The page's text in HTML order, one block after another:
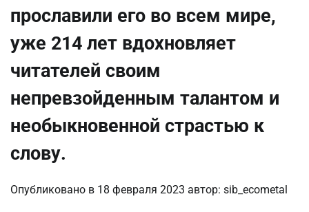
прославили его во всем мире,
уже 214 лет вдохновляет
читателей своим
непревзойденным талантом и
необыкновенной страстью к
слову.
Опубликовано в 18 февраля 2023 автор: sib_ecometal